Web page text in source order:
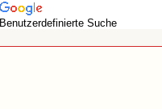
Benutzerdefinierte Suche